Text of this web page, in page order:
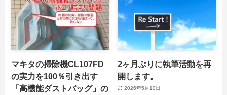
マキタの掃除機CL107FD
の実力を100％引き出す
「高機能ダストバッグ」の
2ヶ月ぶりに執筆活動を再
開します。
2026年5月10日